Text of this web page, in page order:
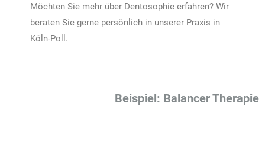
Möchten Sie mehr über Dentosophie erfahren? Wir
beraten Sie gerne persönlich in unserer Praxis in
Köln-Poll.
Beispiel: Balancer Therapie